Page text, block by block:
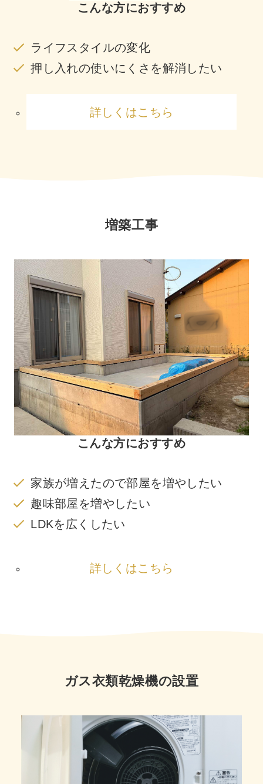
こんな方におすすめ
ライフスタイルの変化
押し入れの使いにくさを解消したい
詳しくはこちら
増築工事
こんな方におすすめ
家族が増えたので部屋を増やしたい
趣味部屋を増やしたい
LDKを広くしたい
詳しくはこちら
ガス衣類乾燥機の設置